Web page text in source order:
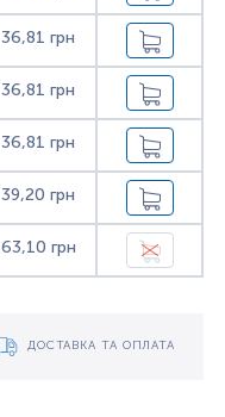
36,81 грн
36,81 грн
36,81 грн
39,20 грн
63,10 грн
ДОСТАВКА ТА ОПЛАТА